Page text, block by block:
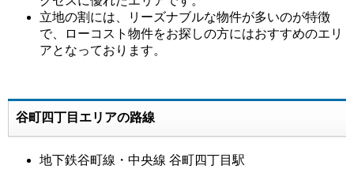
立地の割には、リーズナブルな物件が多いのが特徴
で、ローコスト物件をお探しの方にはおすすめのエリ
アとなっております。
谷町四丁目エリアの路線
地下鉄谷町線・中央線 谷町四丁目駅